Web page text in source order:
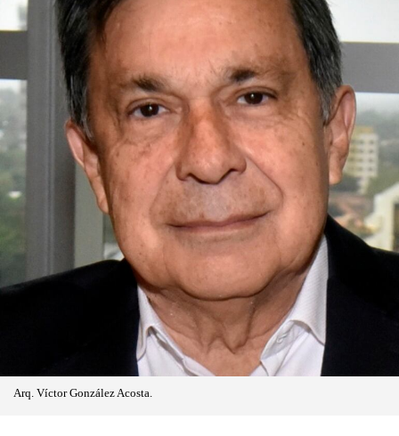
Arq. Víctor González Acosta.